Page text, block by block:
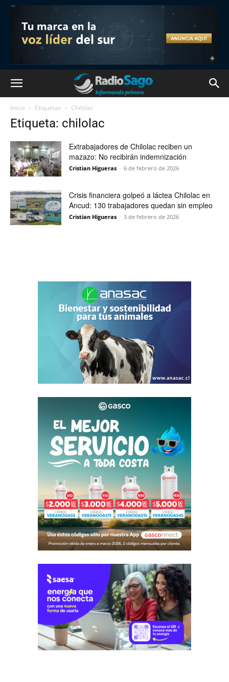
Inicio Etiquetas Chilolac
Etiqueta: chilolac
Extrabajadores de Chilolac reciben un
mazazo: No recibirán indemnización
Cristian Higueras - 6 de febrero de 2026
Crisis financiera golpeó a láctea Chilolac en
Ancud: 130 trabajadores quedan sin empleo
Cristian Higueras - 3 de febrero de 2026